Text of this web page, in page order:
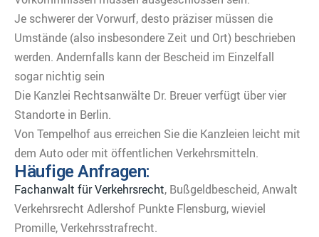
Je schwerer der Vorwurf, desto präziser müssen die
Umstände (also insbesondere Zeit und Ort) beschrieben
werden. Andernfalls kann der Bescheid im Einzelfall
sogar nichtig sein
Die Kanzlei Rechtsanwälte Dr. Breuer verfügt über vier
Standorte in Berlin.
Von Tempelhof aus erreichen Sie die Kanzleien leicht mit
dem Auto oder mit öffentlichen Verkehrsmitteln.
Häufige Anfragen:
Fachanwalt für Verkehrsrecht, Bußgeldbescheid, Anwalt
Verkehrsrecht Adlershof Punkte Flensburg, wieviel
Promille, Verkehrsstrafrecht.